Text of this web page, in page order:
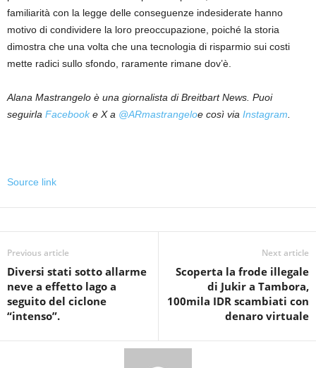
familiarità con la legge delle conseguenze indesiderate hanno
motivo di condividere la loro preoccupazione, poiché la storia
dimostra che una volta che una tecnologia di risparmio sui costi
mette radici sullo sfondo, raramente rimane dov’è.
Alana Mastrangelo è una giornalista di Breitbart News. Puoi
seguirla Facebooke X a @ARmastrangeloe così via Instagram
Source link
Previous article
Diversi stati sotto allarme
neve a effetto lago a
seguito del ciclone
“intenso”.
Next article
Scoperta la frode illegale
di Jukir a Tambora,
100mila IDR scambiati con
denaro virtuale